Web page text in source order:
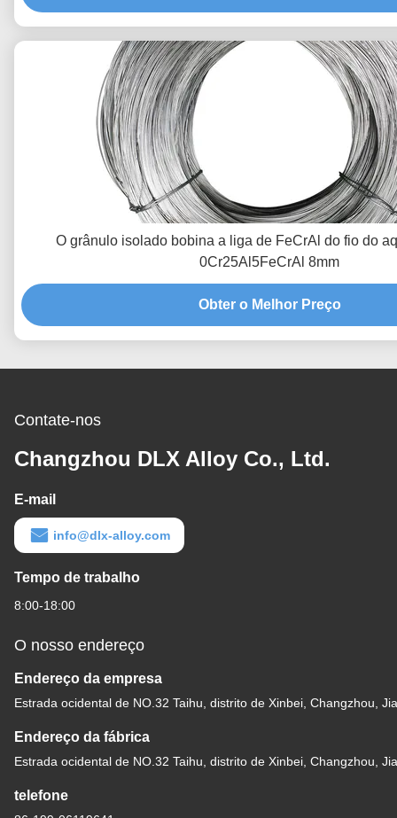
O grânulo isolado bobina a liga de FeCrAl do fio do
0Cr25Al5FeCrAl 8mm
Obter o Melhor Preço
Contate-nos
Changzhou DLX Alloy Co., Ltd.
E-mail
info@dlx-alloy.com
Tempo de trabalho
8:00-18:00
O nosso endereço
Endereço da empresa
Estrada ocidental de NO.32 Taihu, distrito de Xinbei, Changzhou,
Endereço da fábrica
Estrada ocidental de NO.32 Taihu, distrito de Xinbei, Changzhou,
telefone